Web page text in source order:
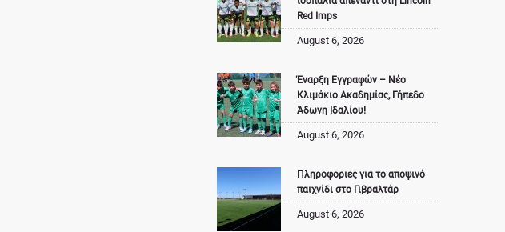
Red Imps
August 6, 2026
Έναρξη Εγγραφών – Νέο
Κλιμάκιο Ακαδημίας, Γήπεδο
Άδωνη Ιδαλίου!
August 6, 2026
Πληροφοριες για το αποψινό
παιχνίδι στο Γιβραλτάρ
August 6, 2026